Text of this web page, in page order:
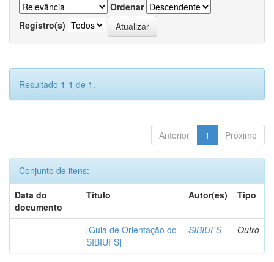
Ordenar
Registro(s)
Resultado 1-1 de 1.
Anterior 1 Próximo
Conjunto de itens:
Data do
documento
Título Autor(es) Tipo
-
[Guia de Orientação do
SIBIUFS]
SIBIUFS Outro